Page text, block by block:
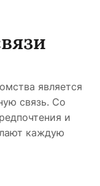
является
связь. Со
и
каждую